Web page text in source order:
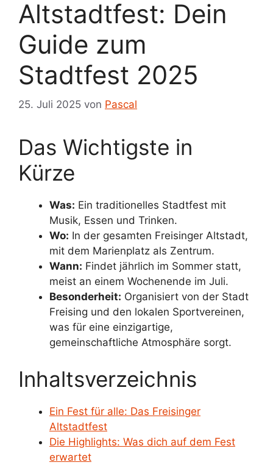
Altstadtfest: Dein
Guide zum
Stadtfest 2025
25. Juli 2025 von Pascal
Das Wichtigste in
Kürze
Was: Ein traditionelles Stadtfest mit
Musik, Essen und Trinken.
Wo: In der gesamten Freisinger Altstadt,
mit dem Marienplatz als Zentrum.
Wann: Findet jährlich im Sommer statt,
meist an einem Wochenende im Juli.
Besonderheit: Organisiert von der Stadt
Freising und den lokalen Sportvereinen,
was für eine einzigartige,
gemeinschaftliche Atmosphäre sorgt.
Inhaltsverzeichnis
Ein Fest für alle: Das Freisinger
Altstadtfest
Die Highlights: Was dich auf dem Fest
erwartet